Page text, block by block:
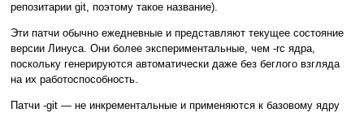
репозитарии git, поэтому такое название).
Эти патчи обычно ежедневные и представляют текущее состояние
версии Линуса. Они более экспериментальные, чем -rc ядра,
поскольку генерируются автоматически даже без беглого взгляда
на их работоспособность.
Патчи -git — не инкрементальные и применяются к базовому ядру